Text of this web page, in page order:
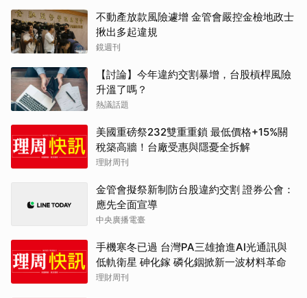
不動產放款風險遽增 金管會嚴控金檢地政士
揪出多起違規
鏡週刊
【討論】今年違約交割暴增，台股槓桿風險
升溫了嗎？
熱議話題
美國重磅祭232雙重重鎖 最低價格+15%關
稅築高牆！台廠受惠與隱憂全拆解
理財周刊
金管會擬祭新制防台股違約交割 證券公會：
應先全面宣導
中央廣播電臺
手機寒冬已過 台灣PA三雄搶進AI光通訊與
低軌衛星 砷化鎵 磷化銦掀新一波材料革命
理財周刊